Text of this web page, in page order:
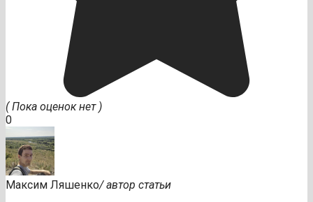
( Пока оценок нет )
0
Максим Ляшенко/ автор статьи